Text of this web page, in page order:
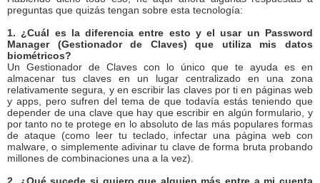
preguntas que quizás tengan sobre esta tecnología:
1. ¿Cuál es la diferencia entre esto y el usar un Password
Manager (Gestionador de Claves) que utiliza mis datos
biométricos?
Un Gestionador de Claves con lo único que te ayuda es en
almacenar tus claves en un lugar centralizado en una zona
relativamente segura, y en escribir las claves por ti en páginas web
y apps, pero sufren del tema de que todavía estás teniendo que
depender de una clave que hay que escribir en algún formulario, y
por tanto no te protege en lo absoluto de las más populares formas
de ataque (como leer tu teclado, infectar una página web con
malware, o simplemente adivinar tu clave de forma bruta probando
millones de combinaciones una a la vez).